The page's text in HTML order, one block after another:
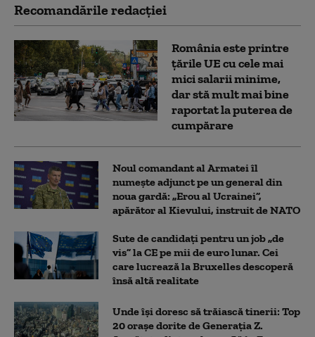
Recomandările redacţiei
România este printre
țările UE cu cele mai
mici salarii minime,
dar stă mult mai bine
raportat la puterea de
cumpărare
Noul comandant al Armatei îl
numește adjunct pe un general din
noua gardă: „Erou al Ucrainei”,
apărător al Kievului, instruit de NATO
Sute de candidați pentru un job „de
vis” la CE pe mii de euro lunar. Cei
care lucrează la Bruxelles descoperă
însă altă realitate
Unde își doresc să trăiască tinerii: Top
20 orașe dorite de Generația Z.